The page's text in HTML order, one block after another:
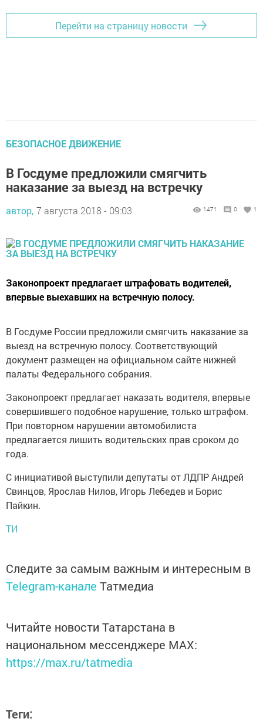
Перейти на страницу новости
БЕЗОПАСНОЕ ДВИЖЕНИЕ
В Госдуме предложили смягчить
наказание за выезд на встречку
автор, 7 августа 2018 - 09:03 1471 0 1
Законопроект предлагает штрафовать водителей,
впервые выехавших на встречную полосу.
В Госдуме России предложили смягчить наказание за
выезд на встречную полосу. Соответствующий
документ размещен на официальном сайте нижней
палаты Федерального собрания.
Законопроект предлагает наказать водителя, впервые
совершившего подобное нарушение, только штрафом.
При повторном нарушении автомобилиста
предлагается лишить водительских прав сроком до
года.
С инициативой выступили депутаты от ЛДПР Андрей
Свинцов, Ярослав Нилов, Игорь Лебедев и Борис
Пайкин.
ТИ
Следите за самым важным и интересным в
Telegram-канале Татмедиа
Читайте новости Татарстана в
национальном мессенджере MАХ:
https://max.ru/tatmedia
Теги: